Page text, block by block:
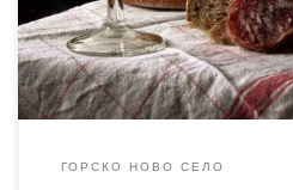
ГОРСКО НОВО СЕЛО